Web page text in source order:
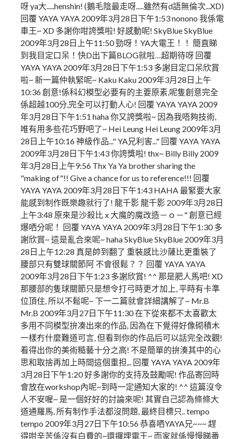
呀 ya大.....henshin! (鵝毛陰最走呀.....雖然有d語無倫次...XD)
回覆 YAYA YAYA 2009年3月28日下午1:53 nonono 我係電
車王~ XD 多謝你咁誇獎啦! 好感動呢! SkyBlue SkyBlue
2009年3月28日上午11:50 勁呀！YA大電王！！ 簡直睇
到我目定口呆！快D出下篇BLOG就啦…超期待呀 回覆
YAYA YAYA 2009年3月28日下午1:53 多謝目定口呆欣賞
啦~ 新一篇仲執緊呢~ Kaku Kaku 2009年3月28日上午
10:36 創意!係科幻模型必要有的主要原素,呢隻創意完全
係超越100分,完全可以打動人心! 回覆 YAYA YAYA 2009
年3月28日下午1:51 haha 你又誇獎啦~ 因為我唔夠技術,
唯有用多些花巧野吧了~ Hei Leung Hei Leung 2009年3月
28日上午10:16 神級作品..." YA兄利害..." 回覆 YAYA YAYA
2009年3月28日下午1:43 你誇獎啦! thx~ Billy Billy 2009
年3月28日上午9:56 Thx Ya Ya brother sharing the
"making of"!! Give a chance for us to reference!!! 回覆
YAYA YAYA 2009年3月28日下午1:43 HAHA 最緊要大家
能感到制作既樂趣就行了! 龍千影 龍千影 2009年3月28日
上午3:48 原來是沙殺比 x 大魔的魔改造－ｏ－" 創意已經
爆哂分呢！ 回覆 YAYA YAYA 2009年3月28日下午1:30 多
謝欣賞~ 這是亂合來呢~ haha SkyBlue SkyBlue 2009年3月
28日上午12:28 真是帥到翻了 重裝感比沙薩比更重裝了
腰部只有雙球關節阿 不會很鬆？？ 回覆 YAYA YAYA
2009年3月28日下午1:23 多謝欣賞! ^^ 那是肥人馬吧! XD
那腰部的隻球關節只是想令打弓時更才加上, 平時有卡準
位頂住, 所以不鬆呢~ 下一二篇就會詳細講解了~ Mr.B
Mr.B 2009年3月27日下午11:30 在下從來都不太喜歡太
多用不同模型拚凑出來的作品, 因為在下覺得好像砌積木
一樣冇什麼難道可言, 但看到你的作品后可以話完全改觀!
看得出你的美術糙藝十分之高! 不是簡單的拚湊其中的心
思和取捨再加上時間這個重担,.. 回覆 YAYA YAYA 2009年
3月28日下午1:20 好多謝你的支持及鼓勵呢! 作品寄回時
會放在workshop內呢~到時一定通知大家的! ^^ 這篇沒令
人不安喔~ 是一個好好的討論來呢! 其實自己認為條條大
道通羅馬, 所有制作手法都沒問題, 最終目標只.. tempo
tempo 2009年3月27日下午10:56 恭喜哂YAYA兄~~~ 趕
得咁辛苦係沒有白費的~還攞埋電王~ 而家就係慢慢睇番